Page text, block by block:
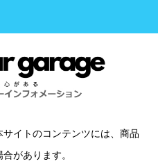
イトのコンテンツには、商品
があります。